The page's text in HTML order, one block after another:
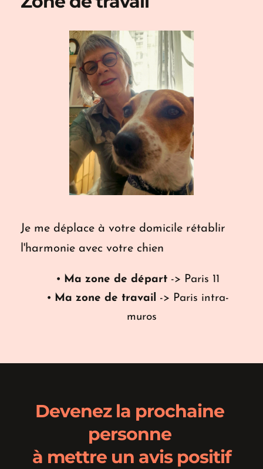
Je me déplace à votre domicile rétablir
l'harmonie avec votre chien
Ma zone de départ -> Paris 11
Ma zone de travail -> Paris intra-
muros
Devenez la prochaine
personne
à mettre un avis positif